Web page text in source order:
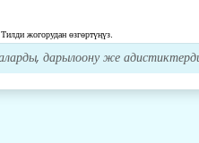
Тилди жогорудан өзгөртүңүз.